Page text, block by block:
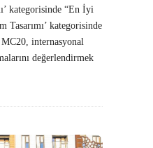
kategorisinde “En İyi
Tasarımı’ kategorisinde
internasyonal
değerlendirmek